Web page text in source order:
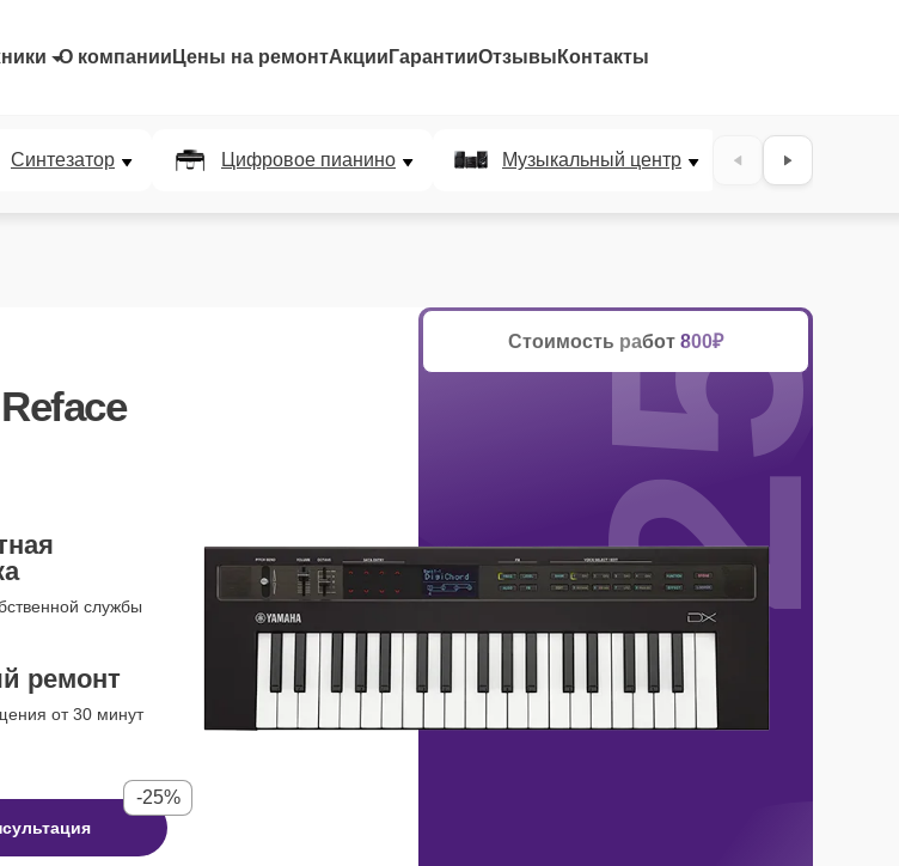
О компании Цены на ремонтАкции ГарантииОтзывы Контакты
Синтезатор Цифровое пианино Музыкальный центр DJ-пульт
службы
ремонт
от 30 минут
-25%
Стоимость работ 800₽
25%